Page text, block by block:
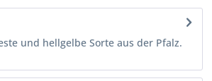
und hellgelbe Sorte aus der Pfalz.